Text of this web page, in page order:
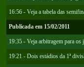
16:56 - Veja a tabela das
Publicada em 15/02/2011
19:35 - Veja arbitragem para os
19:21 - Dois estádios da 1ª